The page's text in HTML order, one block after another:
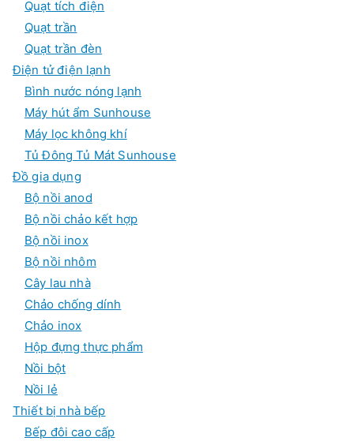
Quạt tích điện
Quạt trần
Quạt trần đèn
Điện tử điện lạnh
Bình nước nóng lạnh
Máy hút ẩm Sunhouse
Máy lọc không khí
Tủ Đông Tủ Mát Sunhouse
Đồ gia dụng
Bộ nồi anod
Bộ nồi chảo kết hợp
Bộ nồi inox
Bộ nồi nhôm
Cây lau nhà
Chảo chống dính
Chảo inox
Hộp đựng thực phẩm
Nồi bột
Nồi lẻ
Thiết bị nhà bếp
Bếp đôi cao cấp